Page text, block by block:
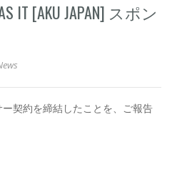
IT [AKU JAPAN] スポン
契約を締結したことを、ご報告